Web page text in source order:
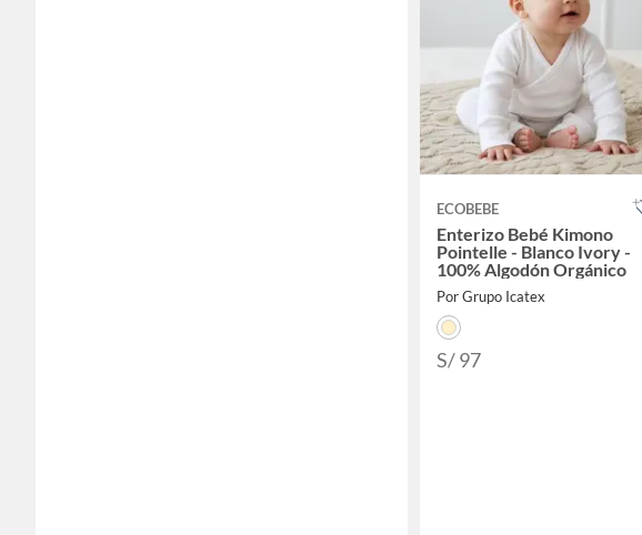
ECOBEBE
Enterizo Bebé Kimono
Pointelle - Blanco Ivory -
100% Algodón Orgánico
Por Grupo Icatex
S/ 97